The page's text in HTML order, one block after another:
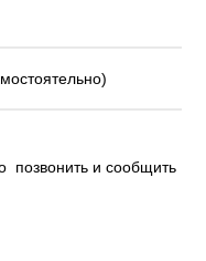
позвонить и сообщить